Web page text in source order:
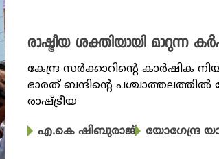
രാഷ്ട്രീയ ശക്തിയായി മാറുന്ന
കേന്ദ്ര സർക്കാറിന്റെ കാർഷിക
ഭാരത് ബന്ദിന്റെ പശ്ചാത്തലത്തിൽ
രാഷ്ട്രീയ
എ.കെ ഷിബുരാജ് യോ​ഗേന്ദ്ര